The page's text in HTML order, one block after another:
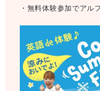
・無料体験参加でアル